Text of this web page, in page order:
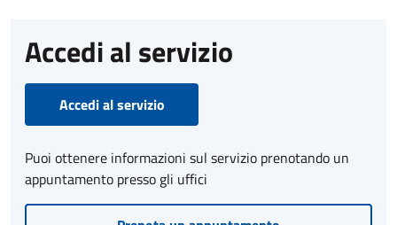
Accedi al servizio
Accedi al servizio
Puoi ottenere informazioni sul servizio prenotando un
appuntamento presso gli uffici